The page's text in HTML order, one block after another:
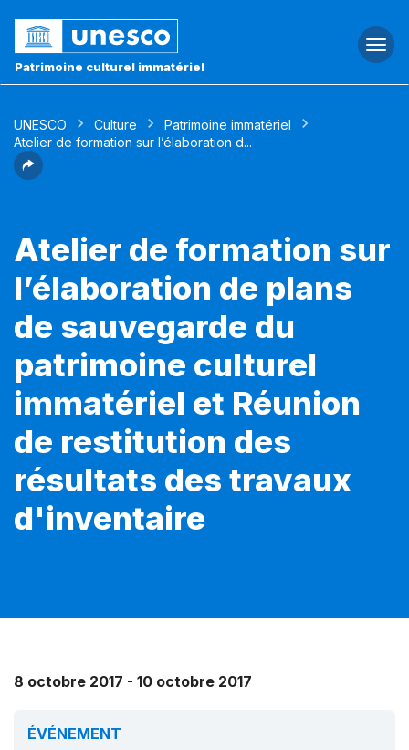
Patrimoine culturel immatériel
UNESCO Culture
Patrimoine immatériel
Atelier de formation sur l’élaboration d...
Atelier de formation sur
l’élaboration de plans
de sauvegarde du
patrimoine culturel
immatériel et Réunion
de restitution des
résultats des travaux
d'inventaire
8 octobre 2017 - 10 octobre 2017
ÉVÉNEMENT